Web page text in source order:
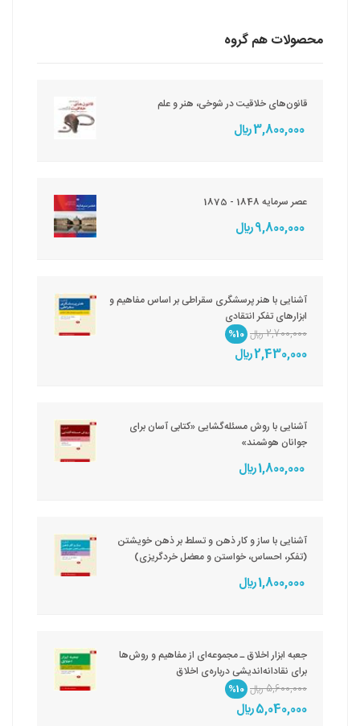
محصولات هم گروه
قانون‌های خلاقیت در شوخی، هنر و علم
3,800,000 ريال
عصر سرمایه 1848 - 1875
9,800,000 ريال
آشنایی با هنر پرسشگری سقراطی بر اساس مفاهیم و
ابزارهای تفکر انتقادی
2,700,000 ريال
%10
2,430,000 ريال
آشنایی با روش مسئله‌گشایی «کتابی آسان برای
جوانان هوشمند»
1,800,000 ريال
آشنایی با ساز و کار ذهن و تسلط بر ذهن خویشتن
(تفکر، احساس، خواستن و معضل خردگریزی)
1,800,000 ريال
جعبه ‌ابزار اخلاق ـ مجموعه‌ای از مفاهیم و روش‌ها
برای نقادانه‌اندیشی درباره‌ی اخلاق
5,600,000 ريال
%10
5,040,000 ريال